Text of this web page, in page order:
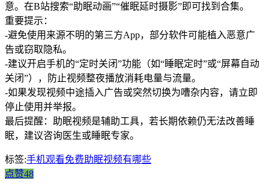
意。在B站搜索“助眠动画”“催眠延时摄影”即可找到合集。
重要提示：
-避免使用来源不明的第三方App，部分软件可能植入恶意广
告或窃取隐私。
-建议开启手机的“定时关闭”功能（如“睡眠定时”或“屏幕自动
关闭”），防止视频整夜播放消耗电量与流量。
-如果发现视频中途插入广告或突然切换为嘈杂内容，请立即
停止使用并举报。
最后提醒：助眠视频是辅助工具，若长期依赖仍无法改善睡
眠，建议咨询医生或睡眠专家。
标签:手机观看免费助眠视频有哪些
点赞48